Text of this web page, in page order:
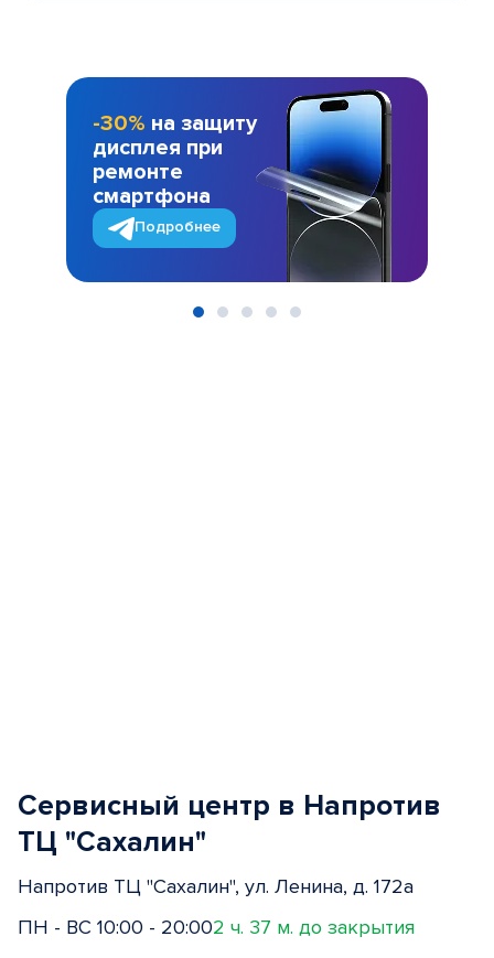
-30% на защиту
дисплея при
ремонте
смартфона
Подробнее
Сервисный центр в Напротив
ТЦ "Сахалин"
Напротив ТЦ "Сахалин", ул. Ленина, д. 172а
ПН - ВС 10:00 - 20:002 ч. 37 м. до закрытия